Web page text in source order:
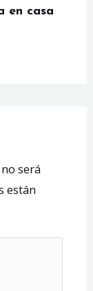
en casa
será
están